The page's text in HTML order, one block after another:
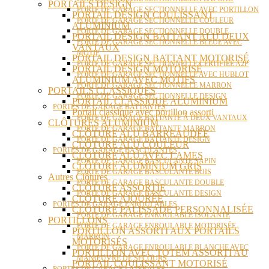
PORTE DE GARAGE SECTIONNELLE AVEC PORTILLON
PORTE DE GARAGE SECTIONNELLE COULEUR
PORTE DE GARAGE SECTIONNELLE DOUBLE
PORTE DE GARAGE SECTIONNELLE BLEUE AVEC
MOTIF
PORTE DE GARAGE SECTIONNELLE CERTIFIÉE A2P
PORTE DE GARAGE SECTIONNELLE AVEC HUBLOT
PORTE DE GARAGE SECTIONNELLE MARRON
PORTE DE GARAGE SECTIONNELLE DESIGN
PORTES DE GARAGE BATTANTES
PORTE DE GARAGE BATTANTE À DEUX VANTAUX
PORTE DE GARAGE BATTANTE MARRON
PORTE DE GARAGE BATTANTE DESIGN
PORTES DE GARAGE BASCULANTES
PORTE DE GARAGE BASCULANTE SAPIN
PORTE DE GARAGE BASCULANTE BOIS
PORTE DE GARAGE BASCULANTE DOUBLE
PORTE DE GARAGE BASCULANTE DESIGN
PORTES DE GARAGE ENROULABLES
PORTE DE GARAGE ENROULABLE ISOLANTE
PORTE DE GARAGE ENROULABLE MOTORISÉE
MARRON
PORTE DE GARAGE ENROULABLE BLANCHE AVEC
MANŒUVRE DE SECOURS
PORTAILS DESIGN
PORTAIL DESIGN COULISSANT
ALUMINIUM
PORTAIL DESIGN BATTANT ALU DEUX
VANTAUX
PORTAIL DESIGN BATTANT MOTORISÉ
PORTAIL DESIGN MOTORISÉ
ALUMINIUM AVEC MOTIFS
PORTAILS CLASSIQUES
PORTAIL CLASSIQUE ALUMINIUM
Portail classique avec portillon assorti
CLÔTURES ALUMINIUM
CLÔTURE ALU BARREAUDÉE
CLÔTURE ALU COULEUR
CLÔTURE ALU AVEC LAMES
CLÔTURE ALUMINIUM GRIS
Autres Clôtures
CLÔTURE ASSORTIE
CLÔTURE AJOURÉE
CLÔTURE PALISSADE PERSONNALISÉE
PORTILLONS
PORTILLON ASSORTI AUX PORTAILS
MOTORISÉS
PORTILLON AVEC TOTEM ASSORTI AU
PORTAIL COULISSANT MOTORISÉ